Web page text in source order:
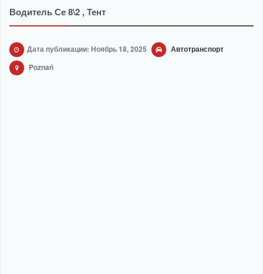
Водитель Се 8\2 , Тент
Дата публикации: Ноябрь 18, 2025
Автотранспорт
Poznań